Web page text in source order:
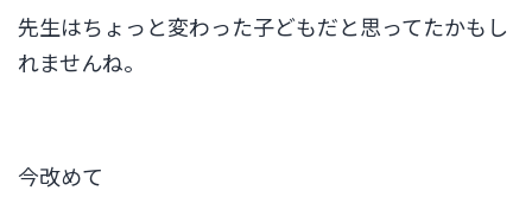
先生はちょっと変わった子どもだと思ってたかもし
れませんね。
今改めて